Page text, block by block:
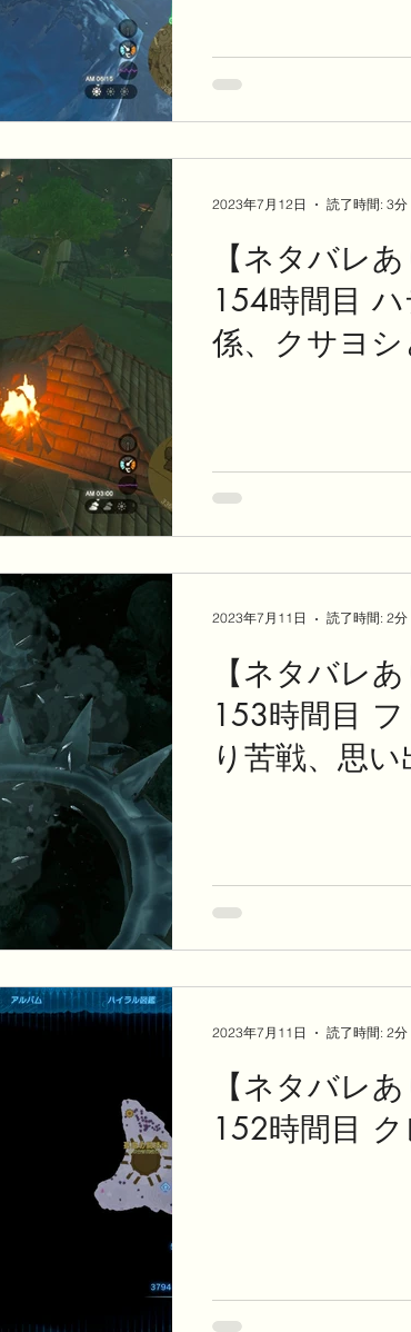
【ネタバレ
154時間目
係、クサヨ
2023年7月12日 読了時間: 3分
【ネタバレ
153時間目
り苦戦、思
2023年7月11日 読了時間: 2分
【ネタバレ
152時間目
2023年7月11日 読了時間: 2分